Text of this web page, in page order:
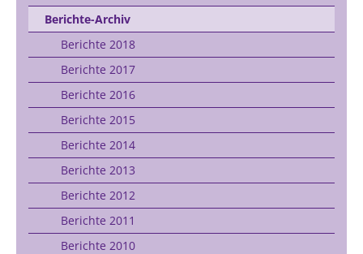
Berichte-Archiv
Berichte 2018
Berichte 2017
Berichte 2016
Berichte 2015
Berichte 2014
Berichte 2013
Berichte 2012
Berichte 2011
Berichte 2010